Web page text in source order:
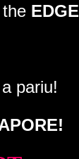
EDGE
pariu!